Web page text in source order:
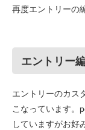
再度エントリーの
エントリー
エントリーのカス
こなっています。
していますがお好